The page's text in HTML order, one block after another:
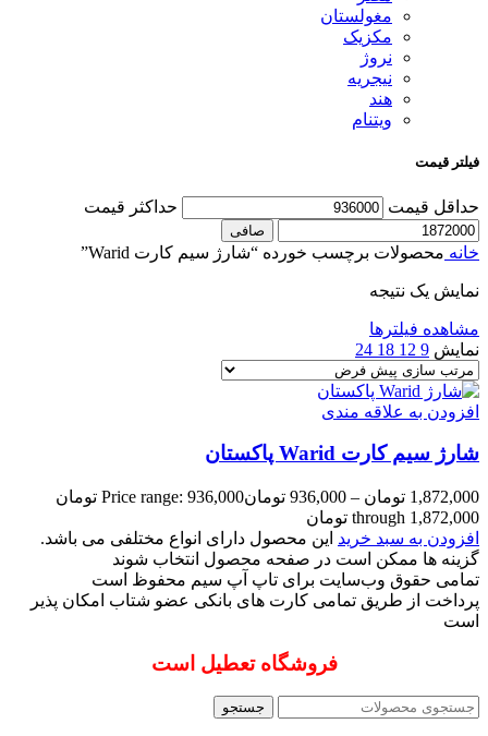
مغولستان
مکزیک
نروژ
نیجریه
هند
ویتنام
فیلتر قیمت
حداقل قیمت حداكثر قيمت
صافی
خانه محصولات برچسب خورده “شارژ سیم کارت Warid”
نمایش یک نتیجه
مشاهده فیلترها
نمایش 9
12
18
24
افزودن به علاقه مندی
شارژ سیم کارت Warid پاکستان
1,872,000 تومان –
936,000 تومان
Price range: 936,000 تومان
through 1,872,000 تومان
افزودن به سبد خرید این محصول دارای انواع مختلفی می باشد.
گزینه ها ممکن است در صفحه محصول انتخاب شوند
تمامی حقوق وب‌سایت برای تاپ آپ سیم محفوظ است
پرداخت از طریق تمامی کارت های بانکی عضو شتاب امکان پذیر
است
فروشگاه تعطیل است
جستجو